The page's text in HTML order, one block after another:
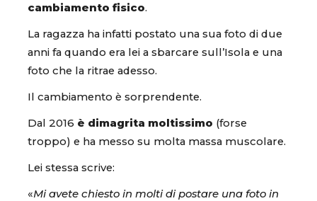
cambiamento fisico.
La ragazza ha infatti postato una sua foto di due
anni fa quando era lei a sbarcare sull’Isola e una
foto che la ritrae adesso.
Il cambiamento è sorprendente.
Dal 2016 è dimagrita moltissimo (forse
troppo) e ha messo su molta massa muscolare.
Lei stessa scrive:
«Mi avete chiesto in molti di postare una foto in